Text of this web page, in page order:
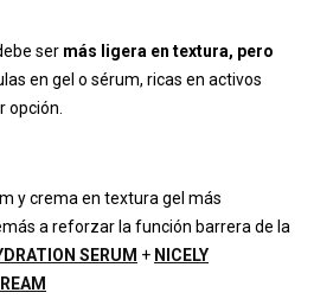
ser más ligera en textura, pero
en gel o sérum, ricas en activos
opción.
y crema en textura gel más
a reforzar la función barrera de la
SERUM + NICELY